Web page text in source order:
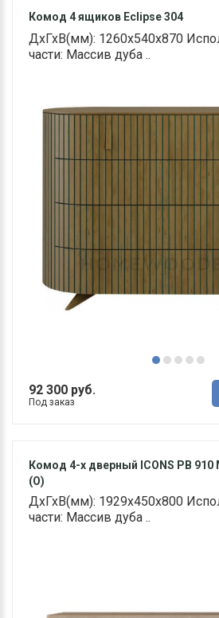
Комод 4 ящиков Eclipse 304
ДхГхВ(мм): 1260х540х870
части: Массив дуба ..
92 300 руб.
Под заказ
Комод 4-х дверный ICONS РВ 910
(О)
ДхГхВ(мм): 1929х450х800
части: Массив дуба ..